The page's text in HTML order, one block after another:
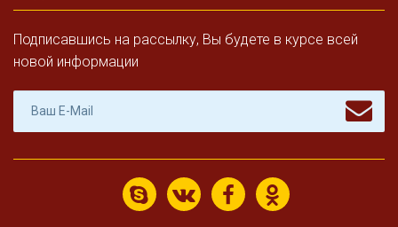
Подписавшись на рассылку, Вы будете в курсе всей
новой информации